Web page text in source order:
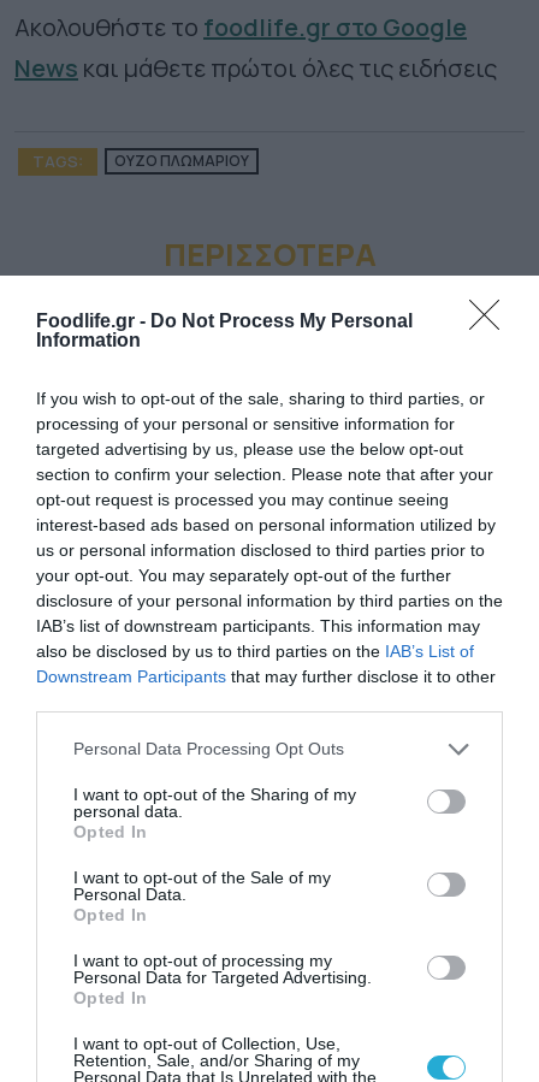
Foodlife.gr - Do Not Process My Personal
Information
If you wish to opt-out of the sale, sharing to third parties, or
processing of your personal or sensitive information for
targeted advertising by us, please use the below opt-out
section to confirm your selection. Please note that after your
opt-out request is processed you may continue seeing
interest-based ads based on personal information utilized by
us or personal information disclosed to third parties prior to
your opt-out. You may separately opt-out of the further
disclosure of your personal information by third parties on the
IAB’s list of downstream participants. This information may
also be disclosed by us to third parties on the IAB’s List of
Downstream Participants that may further disclose it to other
Please note that this website/app uses one or more Google
not limited to your visit or usage behaviour. You may click to
grant or deny consent to Google and its third-party tags to
use your data for below specified purposes in below Google
consent section.
Personal Data Processing Opt Outs
I want to opt-out of the Sharing of my
personal data.
Opted In
I want to opt-out of the Sale of my
Personal Data.
Opted In
I want to opt-out of processing my
Personal Data for Targeted Advertising.
Opted In
I want to opt-out of Collection, Use,
Retention, Sale, and/or Sharing of my
Personal Data that Is Unrelated with the
Ακολουθήστε το foodlife.gr στο Google
News και μάθετε πρώτοι όλες τις ειδήσεις
TAGS: ΟΥΖΟ ΠΛΩΜΑΡΙΟΥ
ΠΕΡΙΣΣΟΤΕΡA
07.08.2026
Πληθωρισμός: Μειώθηκε τον Ιούλιο στο
3,4% – «Καίνε» οι τιμές στα κρέατα
07.08.2026